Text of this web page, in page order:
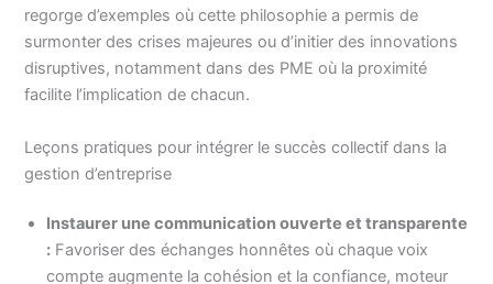
regorge d’exemples où cette philosophie a permis de
surmonter des crises majeures ou d’initier des innovations
disruptives, notamment dans des PME où la proximité
facilite l’implication de chacun.
Leçons pratiques pour intégrer le succès collectif dans la
gestion d’entreprise
Instaurer une communication ouverte et transparente
: Favoriser des échanges honnêtes où chaque voix
compte augmente la cohésion et la confiance, moteur